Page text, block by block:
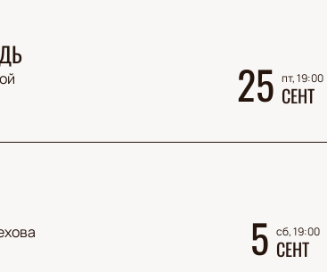
25 пт, 19:00
СЕНТ
5 сб, 19:00
СЕНТ